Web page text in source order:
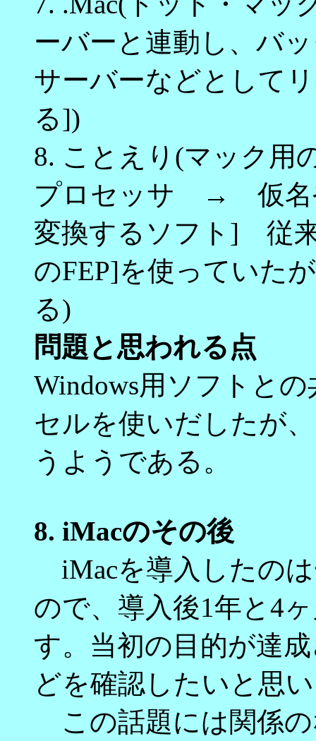
ーバーと連動し、バ
サーバーなどとして
る])
8. ことえり(マック用
プロセッサ → 仮名
変換するソフト] 従
のFEP]を使っていた
る)
問題と思われる点
Windows用ソフト
セルを使いだしたが
うようである。
8. iMacのその後
iMacを導入したのは
ので、導入後1年と4
す。当初の目的が達
どを確認したいと思
この話題には関係